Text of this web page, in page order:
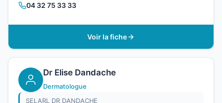
04 32 75 33 33
Voir la fiche
Dr Elise Dandache
Dermatologue
SELARL DR DANDACHE